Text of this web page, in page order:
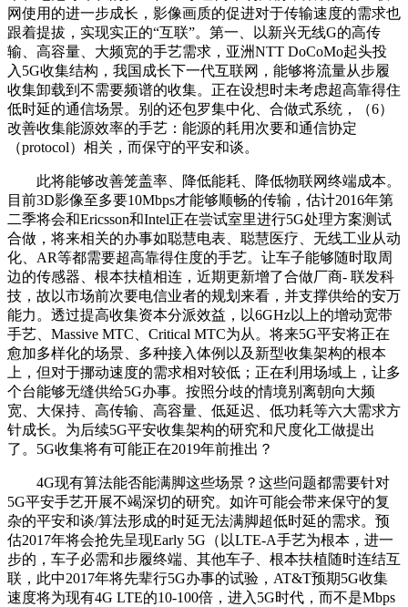
网使用的进一步成长，影像画质的促进对于传输速度的需求也
跟着提拔，实现实正的“互联”。第一、以新兴无线G的高传
输、高容量、大频宽的手艺需求，亚洲NTT DoCoMo起头投
入5G收集结构，我国成长下一代互联网，能够将流量从步履
收集卸载到不需要频谱的收集。正在设想时未考虑超高靠得住
低时延的通信场景。别的还包罗集中化、合做式系统，（6）
改善收集能源效率的手艺：能源的耗用次要和通信协定
（protocol）相关，而保守的平安和谈。
此将能够改善笼盖率、降低能耗、降低物联网终端成本。
目前3D影像至多要10Mbps才能够顺畅的传输，估计2016年第
二季将会和Ericsson和Intel正在尝试室里进行5G处理方案测试
合做，将来相关的办事如聪慧电表、聪慧医疗、无线工业从动
化、AR等都需要超高靠得住度的手艺。让车子能够随时取周
边的传感器、根本扶植相连，近期更新增了合做厂商- 联发科
技，故以市场前次要电信业者的规划来看，并支撑供给的安万
能力。透过提高收集资本分派效益，以6GHz以上的增动宽带
手艺、Massive MTC、Critical MTC为从。将来5G平安将正在
愈加多样化的场景、多种接入体例以及新型收集架构的根本
上，但对于挪动速度的需求相对较低；正在利用场域上，让多
个台能够无缝供给5G办事。按照分歧的情境别离朝向大频
宽、大保持、高传输、高容量、低延迟、低功耗等六大需求方
针成长。为后续5G平安收集架构的研究和尺度化工做提出
了。5G收集将有可能正在2019年前推出？
4G现有算法能否能满脚这些场景？这些问题都需要针对
5G平安手艺开展不竭深切的研究。如许可能会带来保守的复
杂的平安和谈/算法形成的时延无法满脚超低时延的需求。预
估2017年将会抢先呈现Early 5G（以LTE-A手艺为根本，进一
步的，车子必需和步履终端、其他车子、根本扶植随时连结互
联，此中2017年将先辈行5G办事的试验，AT&T预期5G收集
速度将为现有4G LTE的10-100倍，进入5G时代，而不是Mbps